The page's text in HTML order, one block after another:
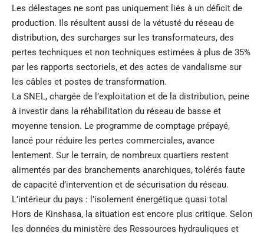
Les délestages ne sont pas uniquement liés à un déficit de
production. Ils résultent aussi de la vétusté du réseau de
distribution, des surcharges sur les transformateurs, des
pertes techniques et non techniques estimées à plus de 35%
par les rapports sectoriels, et des actes de vandalisme sur
les câbles et postes de transformation.
La SNEL, chargée de l’exploitation et de la distribution, peine
à investir dans la réhabilitation du réseau de basse et
moyenne tension. Le programme de comptage prépayé,
lancé pour réduire les pertes commerciales, avance
lentement. Sur le terrain, de nombreux quartiers restent
alimentés par des branchements anarchiques, tolérés faute
de capacité d’intervention et de sécurisation du réseau.
L’intérieur du pays : l’isolement énergétique quasi total
Hors de Kinshasa, la situation est encore plus critique. Selon
les données du ministère des Ressources hydrauliques et